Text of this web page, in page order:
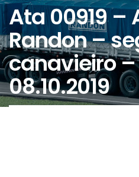
Ata 00919 –
Randon –
canavieiro –
08.10.2019